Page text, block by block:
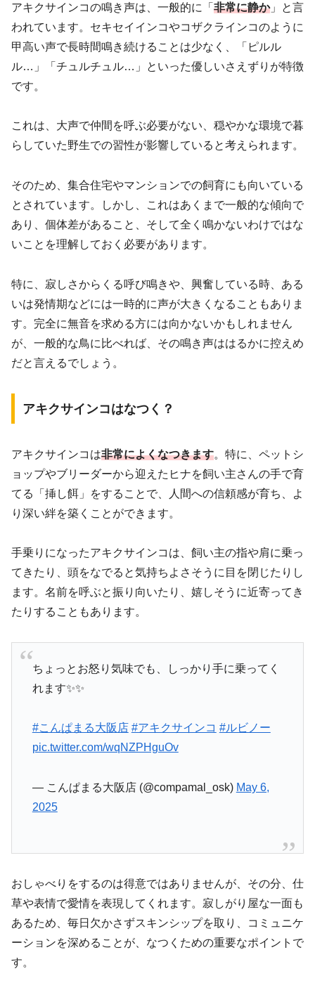
アキクサインコの鳴き声は、一般的に「 非常に静か」と言
われています。セキセイインコやコザクラインコのように
甲高い声で長時間鳴き続けることは少なく、「ピルル
ル…」「チュルチュル…」といった優しいさえずりが特徴
です。
これは、大声で仲間を呼ぶ必要がない、穏やかな環境で暮
らしていた野生での習性が影響していると考えられます。
そのため、集合住宅やマンションでの飼育にも向いている
とされています。しかし、これはあくまで一般的な傾向で
あり、個体差があること、そして全く鳴かないわけではな
いことを理解しておく必要があります。
特に、寂しさからくる呼び鳴きや、興奮している時、ある
いは発情期などには一時的に声が大きくなることもありま
す。完全に無音を求める方には向かないかもしれません
が、一般的な鳥に比べれば、その鳴き声ははるかに控えめ
だと言えるでしょう。
アキクサインコはなつく？
アキクサインコは非常によくなつきます。特に、ペットシ
ョップやブリーダーから迎えたヒナを飼い主さんの手で育
てる「挿し餌」をすることで、人間への信頼感が育ち、よ
り深い絆を築くことができます。
手乗りになったアキクサインコは、飼い主の指や肩に乗っ
てきたり、頭をなでると気持ちよさそうに目を閉じたりし
ます。名前を呼ぶと振り向いたり、嬉しそうに近寄ってき
たりすることもあります。
ちょっとお怒り気味でも、しっかり手に乗ってく
れます✨✨
#こんぱまる大阪店 #アキクサインコ #ルビノー
pic.twitter.com/wqNZPHguOv
— こんぱまる大阪店 (@compamal_osk) May 6,
2025
おしゃべりをするのは得意ではありませんが、その分、仕
草や表情で愛情を表現してくれます。寂しがり屋な一面も
あるため、毎日欠かさずスキンシップを取り、コミュニケ
ーションを深めることが、なつくための重要なポイントで
す。